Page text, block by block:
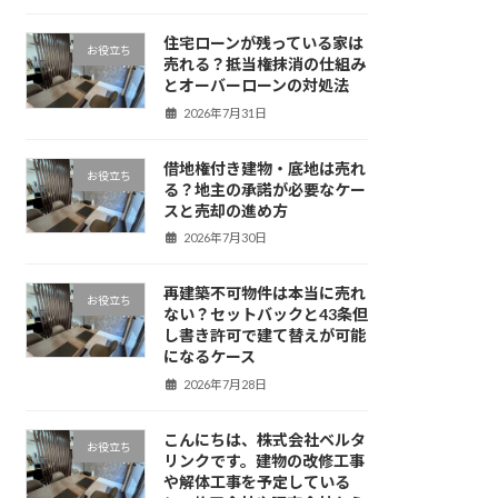
お役立ち
住宅ローンが残っている家は
売れる？抵当権抹消の仕組み
とオーバーローンの対処法
2026年7月31日
お役立ち
借地権付き建物・底地は売れ
る？地主の承諾が必要なケー
スと売却の進め方
2026年7月30日
お役立ち
再建築不可物件は本当に売れ
ない？セットバックと43条但
し書き許可で建て替えが可能
になるケース
2026年7月28日
お役立ち
こんにちは、株式会社ベルタ
リンクです。建物の改修工事
や解体工事を予定している